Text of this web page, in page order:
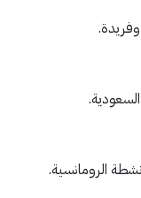
الرومانسية.